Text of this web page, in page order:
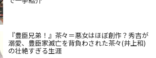
『豊臣兄弟！』茶々＝悪女はほぼ創作？秀吉が
溺愛、豊臣家滅亡を背負わされた茶々(井上和)
の壮絶すぎる生涯